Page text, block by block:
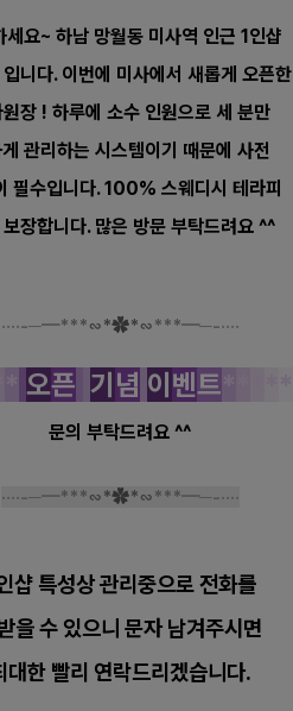
세요~ 하남 망월동 미사역 인근 1인샵
니다. 이번에 미사에서 새롭게 오픈한
장 ! 하루에 소수 인원으로 세 분만
관리하는 시스템이기 때문에 사전
필수입니다. 100% 스웨디시 테라피
장합니다. 많은 방문 부탁드려요 ^^
····-─━***∽*✿*∽***━─-····
오픈 기 념 이 벤트
문의 부탁드려요 ^^
····-─━***∽*✿*∽***━─-····
샵 특성상 관리중으로 전화를
을 수 있으니 문자 남겨주시면
대한 빨리 연락드리겠습니다.